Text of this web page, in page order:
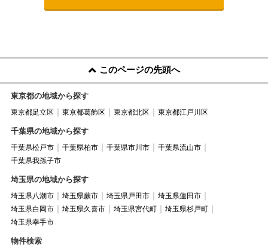
このページの先頭へ
東京都の地域から探す
東京都足立区 東京都葛飾区 東京都北区 東京都江戸川区
千葉県の地域から探す
千葉県松戸市 千葉県柏市 千葉県市川市
千葉県流山市
千葉県我孫子市
埼玉県の地域から探す
埼玉県八潮市 埼玉県蕨市 埼玉県戸田市
埼玉県蓮田市
埼玉県白岡市
埼玉県久喜市 埼玉県宮代町
埼玉県杉戸町
埼玉県幸手市
物件検索